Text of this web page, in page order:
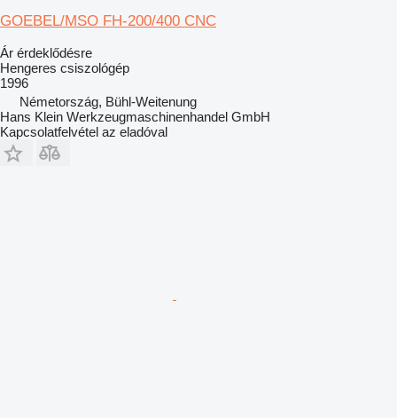
GOEBEL/MSO FH-200/400 CNC
Ár érdeklődésre
Hengeres csiszológép
1996
Németország, Bühl-Weitenung
Hans Klein Werkzeugmaschinenhandel GmbH
Kapcsolatfelvétel az eladóval